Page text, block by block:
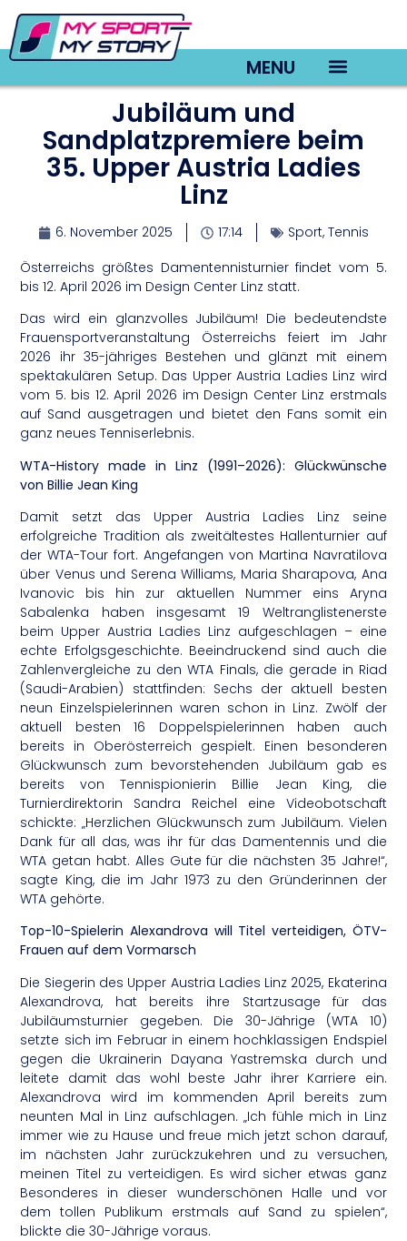
MENU
Jubiläum und
Sandplatzpremiere beim
35. Upper Austria Ladies
Linz
6. November 2025 17:14 Sport, Tennis
Österreichs größtes Damentennisturnier findet vom 5.
bis 12. April 2026 im Design Center Linz statt.
Das wird ein glanzvolles Jubiläum! Die bedeutendste
Frauensportveranstaltung Österreichs feiert im Jahr
2026 ihr 35-jähriges Bestehen und glänzt mit einem
spektakulären Setup. Das Upper Austria Ladies Linz wird
vom 5. bis 12. April 2026 im Design Center Linz erstmals
auf Sand ausgetragen und bietet den Fans somit ein
ganz neues Tenniserlebnis.
WTA-History made in Linz (1991–2026): Glückwünsche
von Billie Jean King
Damit setzt das Upper Austria Ladies Linz seine
erfolgreiche Tradition als zweitältestes Hallenturnier auf
der WTA-Tour fort. Angefangen von Martina Navratilova
über Venus und Serena Williams, Maria Sharapova, Ana
Ivanovic bis hin zur aktuellen Nummer eins Aryna
Sabalenka haben insgesamt 19 Weltranglistenerste
beim Upper Austria Ladies Linz aufgeschlagen – eine
echte Erfolgsgeschichte. Beeindruckend sind auch die
Zahlenvergleiche zu den WTA Finals, die gerade in Riad
(Saudi-Arabien) stattfinden: Sechs der aktuell besten
neun Einzelspielerinnen waren schon in Linz. Zwölf der
aktuell besten 16 Doppelspielerinnen haben auch
bereits in Oberösterreich gespielt. Einen besonderen
Glückwunsch zum bevorstehenden Jubiläum gab es
bereits von Tennispionierin Billie Jean King, die
Turnierdirektorin Sandra Reichel eine Videobotschaft
schickte: „Herzlichen Glückwunsch zum Jubiläum. Vielen
Dank für all das, was ihr für das Damentennis und die
WTA getan habt. Alles Gute für die nächsten 35 Jahre!“,
sagte King, die im Jahr 1973 zu den Gründerinnen der
WTA gehörte.
Top-10-Spielerin Alexandrova will Titel verteidigen, ÖTV-
Frauen auf dem Vormarsch
Die Siegerin des Upper Austria Ladies Linz 2025, Ekaterina
Alexandrova, hat bereits ihre Startzusage für das
Jubiläumsturnier gegeben. Die 30-Jährige (WTA 10)
setzte sich im Februar in einem hochklassigen Endspiel
gegen die Ukrainerin Dayana Yastremska durch und
leitete damit das wohl beste Jahr ihrer Karriere ein.
Alexandrova wird im kommenden April bereits zum
neunten Mal in Linz aufschlagen. „Ich fühle mich in Linz
immer wie zu Hause und freue mich jetzt schon darauf,
im nächsten Jahr zurückzukehren und zu versuchen,
meinen Titel zu verteidigen. Es wird sicher etwas ganz
Besonderes in dieser wunderschönen Halle und vor
dem tollen Publikum erstmals auf Sand zu spielen“,
blickte die 30-Jährige voraus.